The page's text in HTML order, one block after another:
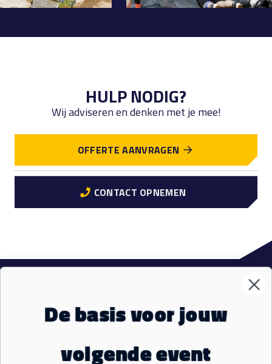
HULP NODIG?
Wij adviseren en denken met je mee!
OFFERTE AANVRAGEN
CONTACT OPNEMEN
MaterialenDe basis voor jouw
volgende event